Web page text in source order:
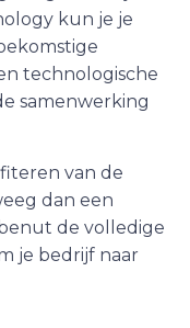
kun je je
technologische
samenwerking
van de
dan een
de volledige
je bedrijf naar